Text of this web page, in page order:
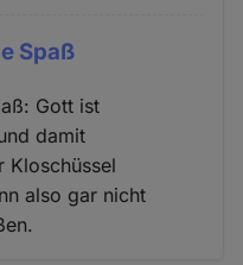
Spaß
Gott ist
damit
Kloschüssel
also gar nicht